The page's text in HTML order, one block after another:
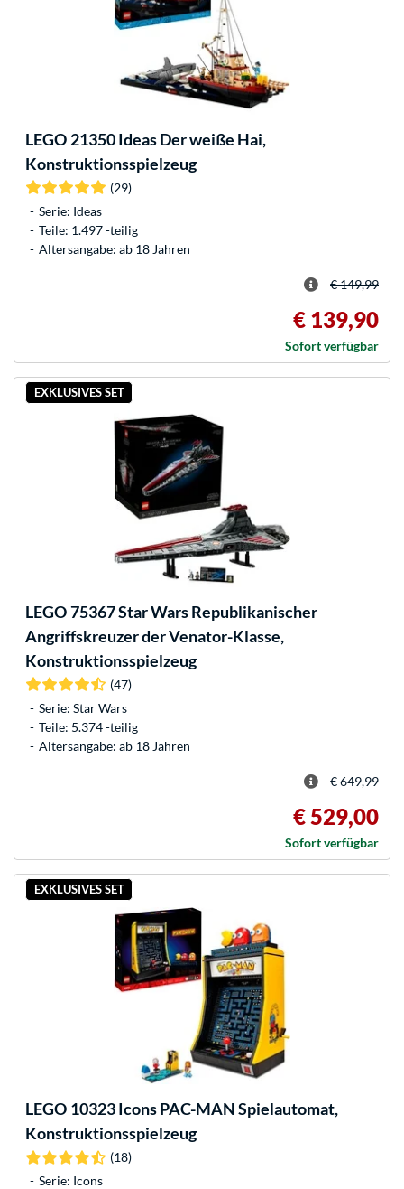
LEGO 21350 Ideas Der weiße Hai,
Konstruktionsspielzeug
(29)
Serie: Ideas
Teile: 1.497 -teilig
Altersangabe: ab 18 Jahren
€ 149,99
€ 139,90
Sofort verfügbar
EXKLUSIVES SET
LEGO75367 Star Wars Republikanischer
Angriffskreuzer der Venator-Klasse,
Konstruktionsspielzeug
(47)
Serie: Star Wars
Teile: 5.374 -teilig
Altersangabe: ab 18 Jahren
€ 649,99
€ 529,00
Sofort verfügbar
EXKLUSIVES SET
LEGO 10323 Icons PAC-MAN Spielautomat,
Konstruktionsspielzeug
(18)
Serie: Icons